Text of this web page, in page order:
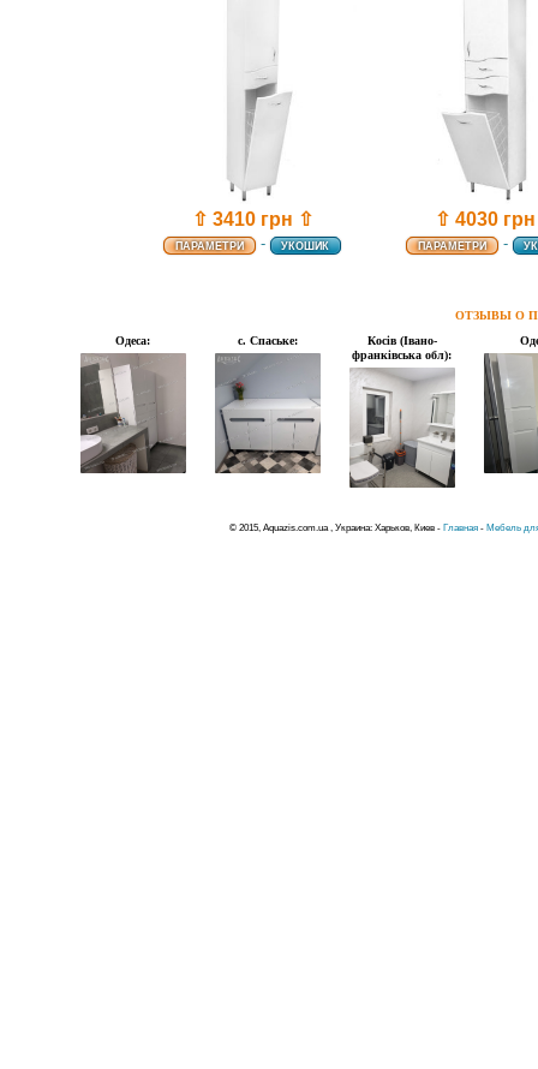
⇧ 3410 грн ⇧
ПАРАМЕТРИ - УКОШИК
⇧ 4030
ПАРАМЕТРИ -
ОТЗЫВЫ О
Одеса:
с. Спаське:
Косів (Івано-
франківська обл):
© 2015, Aquazis.com.ua , Украина: Харьков, Киев - Главная - Мебель